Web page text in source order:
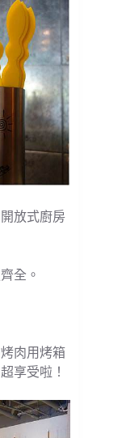
放式廚房
全。
肉用烤箱
享受啦！